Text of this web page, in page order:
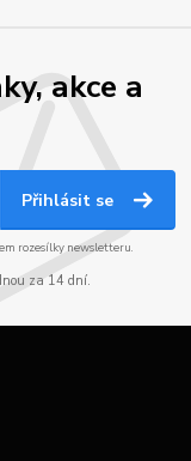
akce a
Přihlásit se
rozesílky newsletteru.
za 14 dní.